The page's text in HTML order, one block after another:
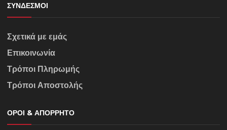
ΣΎΝΔΕΣΜΟΙ
Σχετικά με εμάς
Επικοινωνία
Τρόποι Πληρωμής
Τρόποι Αποστολής
ΌΡΟΙ & ΑΠΌΡΡΗΤΟ